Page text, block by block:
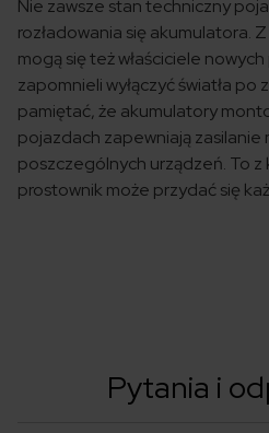
Nie zawsze stan techniczny
rozładowania się akumulatora.
mogą się też właściciele
zapomnieli wyłączyć światła
pamiętać, że akumulatory
pojazdach zapewniają zasilanie
poszczególnych urządzeń. To
prostownik może przydać się
Pytania i